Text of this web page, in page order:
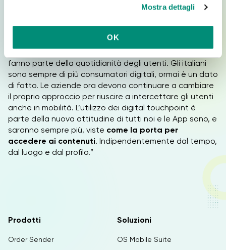
e
Mostra dettagli
OK
La conclusione che traeFabio Maglioni(founder di
) è molto interessante: “I dati ci dicono che
strumenti come smartphone, tablet e applicazioni
fanno parte della quotidianità degli utenti. Gli italiani
sono sempre di più consumatori digitali, ormai è un dato
di fatto. Le aziende ora devono continuare a cambiare
il proprio approccio per riuscire a intercettare gli utenti
anche in mobilità. L’utilizzo dei digital touchpoint è
parte della nuova attitudine di tutti noi e le App sono, e
saranno sempre più, viste come la porta per
accedere ai contenuti. Indipendentemente dal tempo,
dal luogo e dal profilo.”
Prodotti
Order Sender
Soluzioni
OS Mobile Suite